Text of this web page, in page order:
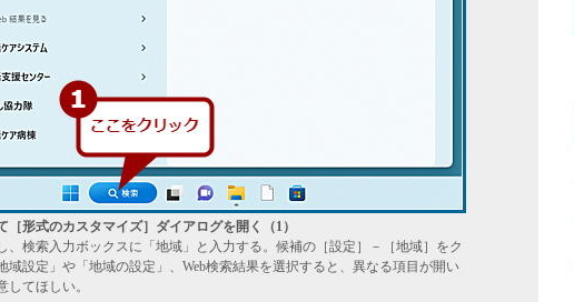
［形式のカスタマイズ］ダイアログを開く（1）
、検索入力ボックスに「地域」と入力する。候補の［設定］－［地域］をク
域設定」や「地域の設定」、Web検索結果を選択すると、異なる項目が開い
してほしい。